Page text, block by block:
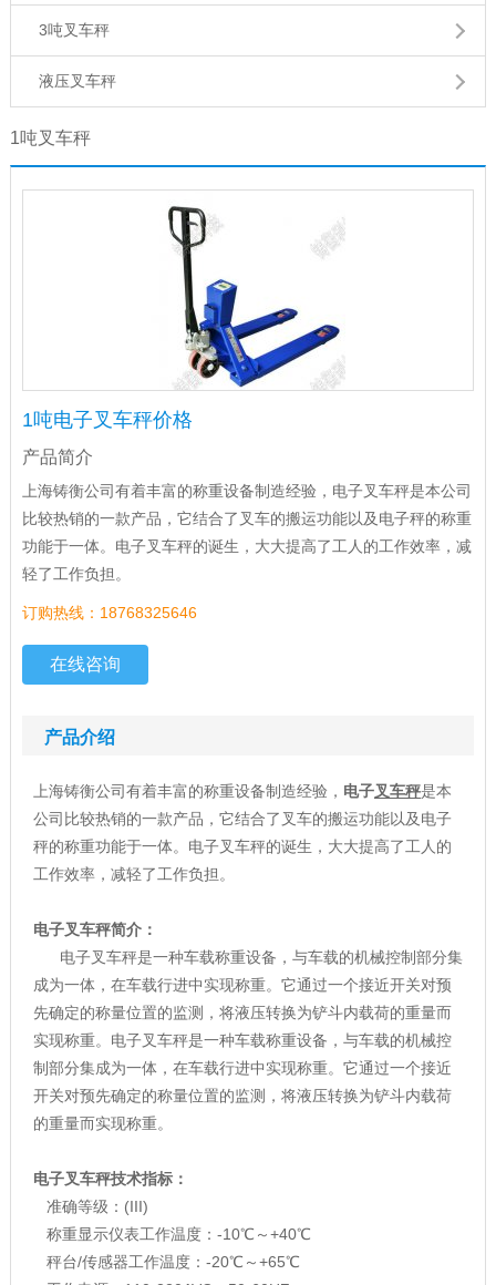
3吨叉车秤
液压叉车秤
1吨叉车秤
1吨电子叉车秤价格
产品简介
上海铸衡公司有着丰富的称重设备制造经验，电子叉车秤是本公司
比较热销的一款产品，它结合了叉车的搬运功能以及电子秤的称重
功能于一体。电子叉车秤的诞生，大大提高了工人的工作效率，减
轻了工作负担。
订购热线：18768325646
在线咨询
产品介绍
上海铸衡公司有着丰富的称重设备制造经验， 电子叉车秤是本
公司比较热销的一款产品，它结合了叉车的搬运功能以及电子
秤的称重功能于一体。电子叉车秤的诞生，大大提高了工人的
工作效率，减轻了工作负担。
电子叉车秤简介：
电子叉车秤是一种车载称重设备，与车载的机械控制部分集
成为一体，在车载行进中实现称重。它通过一个接近开关对预
先确定的称量位置的监测，将液压转换为铲斗内载荷的重量而
实现称重。电子叉车秤是一种车载称重设备，与车载的机械控
制部分集成为一体，在车载行进中实现称重。它通过一个接近
开关对预先确定的称量位置的监测，将液压转换为铲斗内载荷
的重量而实现称重。
电子叉车秤技术指标：
准确等级：(III)
称重显示仪表工作温度：-10℃～+40℃
秤台/传感器工作温度：-20℃～+65℃